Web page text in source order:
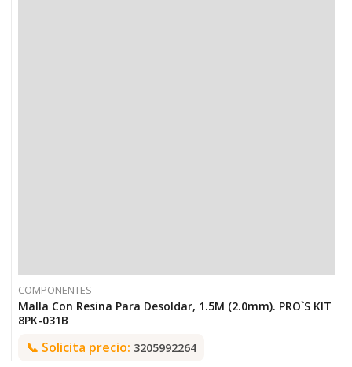
COMPONENTES
Malla Con Resina Para Desoldar, 1.5M (2.0mm). PRO`S KIT
8PK-031B
📞 Solicita precio: 3205992264